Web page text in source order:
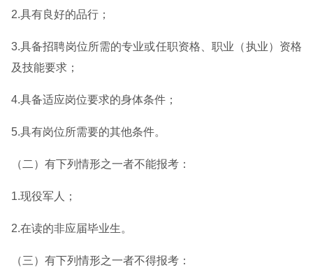
2.具有良好的品行；
3.具备招聘岗位所需的专业或任职资格、职业（执业）资格
及技能要求；
4.具备适应岗位要求的身体条件；
5.具有岗位所需要的其他条件。
（二）有下列情形之一者不能报考：
1.现役军人；
2.在读的非应届毕业生。
（三）有下列情形之一者不得报考：